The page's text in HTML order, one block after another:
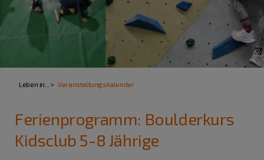
Leben in... Veranstaltungskalender
Ferienprogramm: Boulderkurs
Kidsclub 5-8 Jährige